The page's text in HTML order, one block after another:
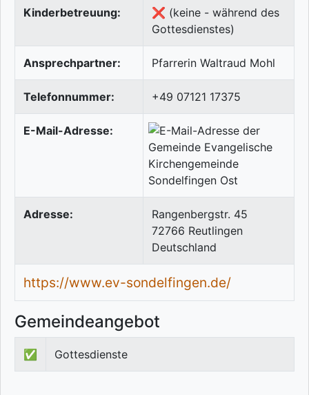
Kinderbetreuung:
❌ (keine - während des
Gottesdienstes)
Ansprechpartner: Pfarrerin Waltraud Mohl
Telefonnummer: +49 07121 17375
E-Mail-Adresse:
Adresse:
Rangenbergstr. 45
72766 Reutlingen
Deutschland
https://www.ev-sondelfingen.de/
Gemeindeangebot
✅ Gottesdienste